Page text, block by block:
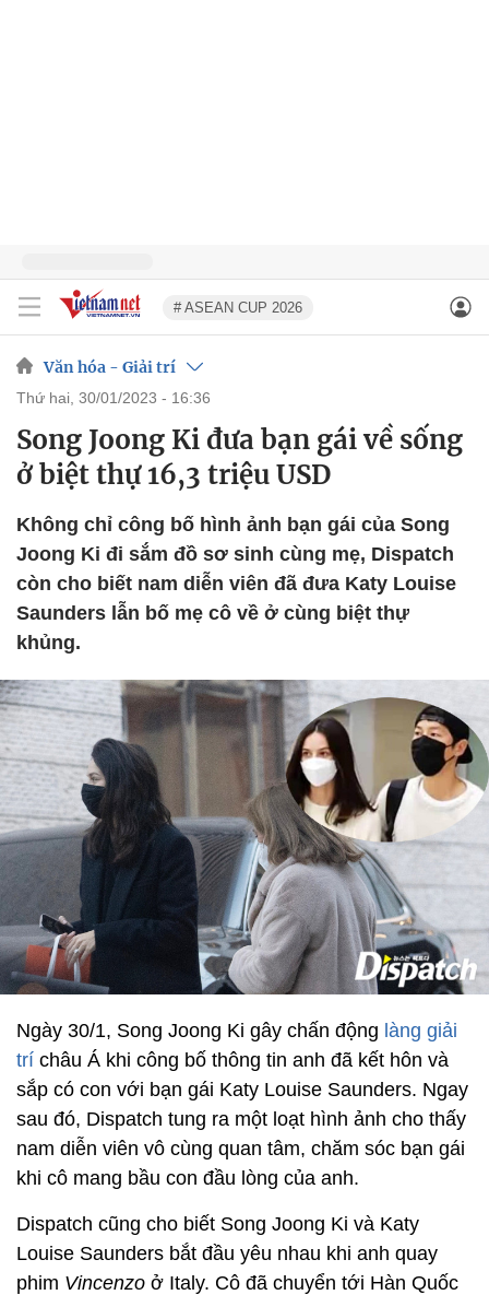
# ASEAN CUP 2026
Văn hóa - Giải trí
thứ hai, 30/01/2023 - 16:36
Song Joong Ki đưa bạn gái về sống
ở biệt thự 16,3 triệu USD
Không chỉ công bố hình ảnh bạn gái của Song
Joong Ki đi sắm đồ sơ sinh cùng mẹ, Dispatch
còn cho biết nam diễn viên đã đưa Katy Louise
Saunders lẫn bố mẹ cô về ở cùng biệt thự
khủng.
Ngày 30/1, Song Joong Ki gây chấn động làng giải
trí châu Á khi công bố thông tin anh đã kết hôn và
sắp có con với bạn gái Katy Louise Saunders. Ngay
sau đó, Dispatch tung ra một loạt hình ảnh cho thấy
nam diễn viên vô cùng quan tâm, chăm sóc bạn gái
khi cô mang bầu con đầu lòng của anh.
Dispatch cũng cho biết Song Joong Ki và Katy
Louise Saunders bắt đầu yêu nhau khi anh quay
phim Vincenzo ở Italy. Cô đã chuyển tới Hàn Quốc